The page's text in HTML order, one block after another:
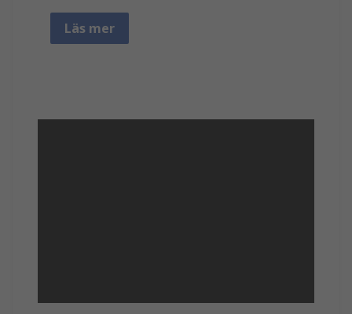
Läs mer